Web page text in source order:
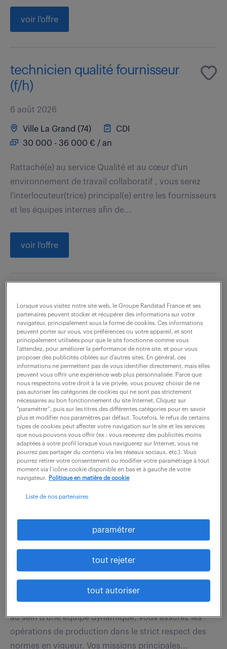
voir l'offre
technicien qualité fournisseur
(f/h)
6 août 2026
Ville La Grand (74)
CDI
30 000 - 36 000 € / an
Rattaché(e) au service Qualité et au cœur d'un
environnement de travail collaboratif , vous serez
l'interlocuteur(trice) principal(e) entre les fournisseurs
et les équipes internes afin de...
voir l'offre
(f/h)
6 août 2026
Ville La Grand (74)
CDI
35 000 - 40 000 € / an
Intégré(e) au sein d'une Business Unit dynamique et
rattaché(e) directement au Responsable Produits et
Applications, vous jouez un rôle clé dans la stratégie
commerciale et technique du site....
voir l'offre
technicien fabrication (f/h)
CDI
31 000 - 34 000 € / an
Rattaché(e) directement au Responsable Fabrication
au sein d'une équipe dynamique, vous assurez les
opérations de production dans le strict respect des
normes en vigueur. Vos missions principales...
Lorsque vous visitez notre site web, le Groupe Randstad France et ses
partenaires peuvent stocker et récupérer des informations sur votre
navigateur, principalement sous la forme de cookies. Ces informations
peuvent porter sur vous, vos préférences ou votre appareil, et sont
principalement utilisées pour que le site fonctionne comme vous
l’attendez, pour améliorer la performance de notre site, et pour vous
proposer des publicités ciblées sur d’autres sites. En général, ces
informations ne permettent pas de vous identifier directement, mais elles
peuvent vous offrir une expérience web plus personnalisée. Parce que
nous respectons votre droit à la vie privée, vous pouvez choisir de ne
pas autoriser les catégories de cookies qui ne sont pas strictement
nécessaires au bon fonctionnement du site Internet. Cliquez sur
“paramétrer”, puis sur les titres des différentes catégories pour en savoir
plus et modifier nos paramètres par défaut. Toutefois, le refus de certains
types de cookies peut affecter votre navigation sur le site et les services
que nous pouvons vous offrir (ex : vous recevrez des publicités moins
adaptées à votre profil lorsque vous naviguerez sur Internet, vous ne
pourrez pas partager du contenu via les réseaux sociaux, etc.). Vous
pourrez retirer votre consentement ou modifier votre paramétrage à tout
moment via l’icône cookie disponible en bas et à gauche de votre
navigateur.
Politique en matière de cookie
Liste de nos partenaires
paramétrer
tout rejeter
tout autoriser